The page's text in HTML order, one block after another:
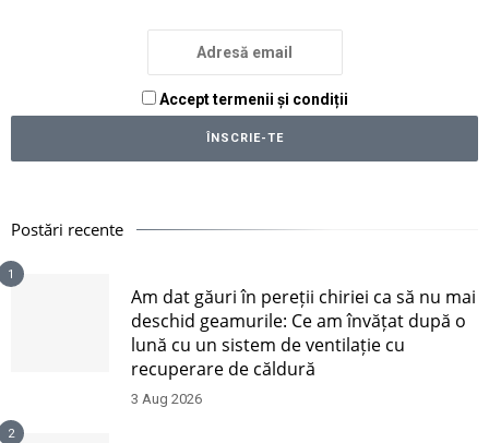
Accept termenii și condiții
Postări recente
1
Am dat găuri în pereții chiriei ca să nu mai
deschid geamurile: Ce am învățat după o
lună cu un sistem de ventilație cu
recuperare de căldură
3 Aug 2026
2